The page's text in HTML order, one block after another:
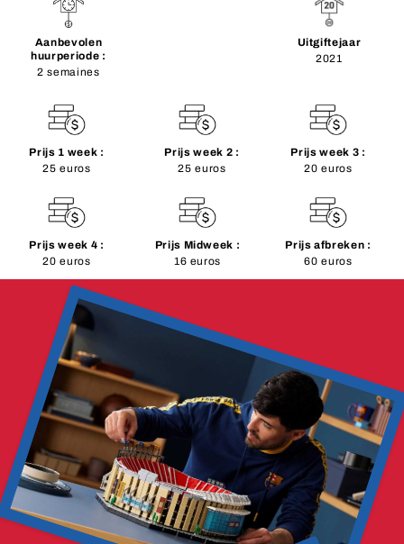
Aanbevolen
huurperiode :
2 semaines
Uitgiftejaar
2021
Prijs 1 week :
25 euros
Prijs week 2 :
25 euros
Prijs week 3 :
20 euros
Prijs week 4 :
20 euros
Prijs Midweek :
16 euros
Prijs afbreken :
60 euros